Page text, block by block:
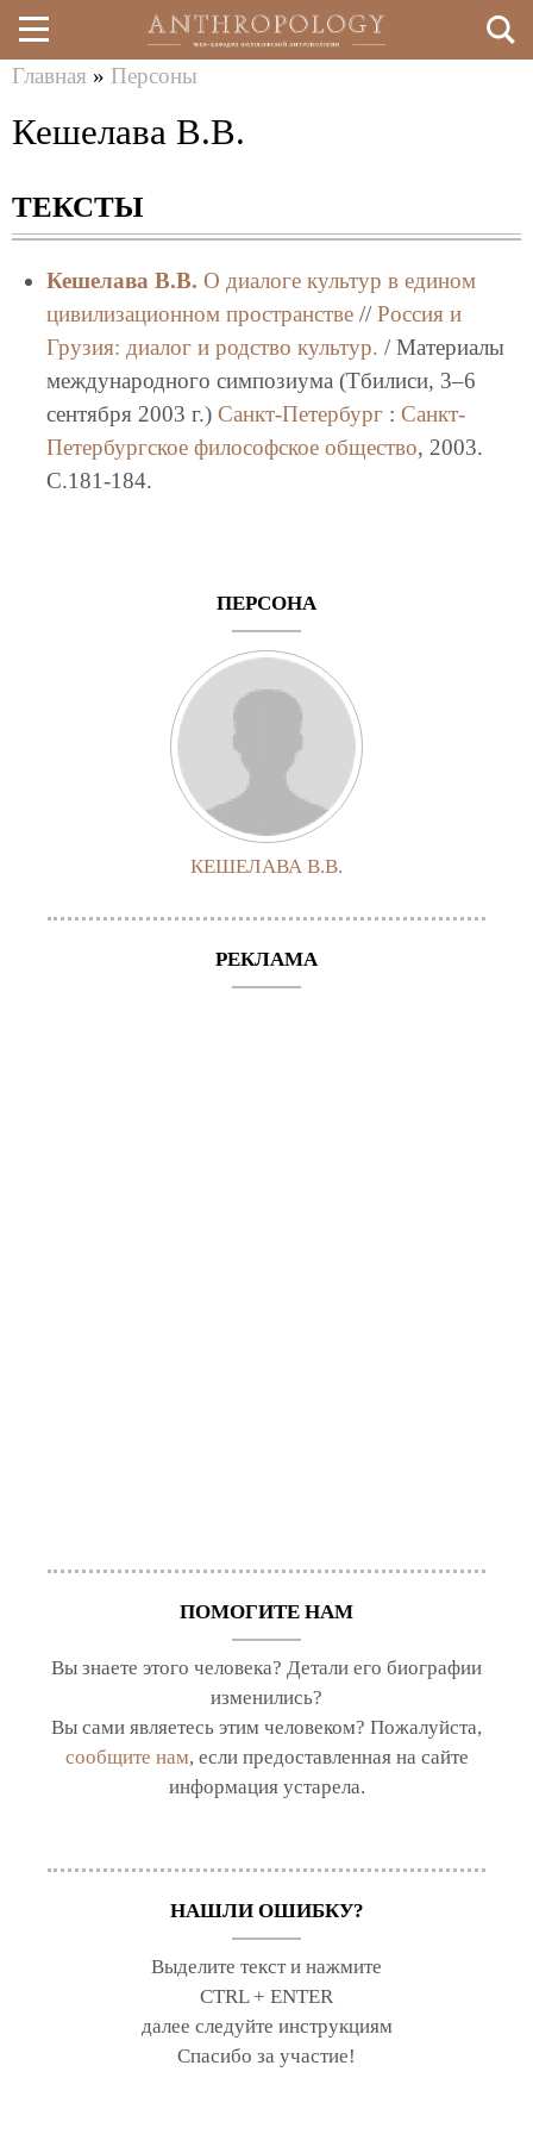
Перейти
к
содержанию
здесь
Главная » Персоны
Кешелава В.В.
ТЕКСТЫ
Кешелава В.В. О диалоге культур в едином
цивилизационном пространстве// Россия и
Грузия: диалог и родство культур. / Материалы
международного симпозиума (Тбилиси, 3–6
сентября 2003 г.) Санкт-Петербург: Санкт-
Петербургское философское общество, 2003.
C.181-184.
ПЕРСОНА
КЕШЕЛАВА В.В.
РЕКЛАМА
ПОМОГИТЕ НАМ
Вы знаете этого человека? Детали его биографии
изменились?
Вы сами являетесь этим человеком? Пожалуйста,
сообщите нам, если предоставленная на сайте
информация устарела.
НАШЛИ ОШИБКУ?
Выделите текст и нажмите
CTRL + ENTER
далее следуйте инструкциям
Спасибо за участие!